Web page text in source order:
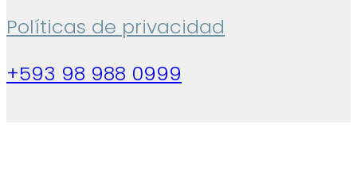
Políticas de privacidad
+593 98 988 0999